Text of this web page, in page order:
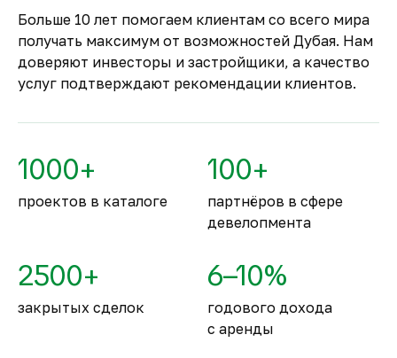
только после ввода объекта в
Комфортное и
безопасное место для
жизни
По уровню безопасности жизни
занимают второе место в мире.
Больше 10 лет помогаем клиентам со всего мира
получать максимум от возможностей Дубая. Нам
доверяют инвесторы и застройщики, а качество
услуг подтверждают рекомендации клиентов.
1000+
проектов в каталоге
100+
партнёров в сфере
девелопмента
2500+
закрытых сделок
6–10%
годового дохода
с аренды